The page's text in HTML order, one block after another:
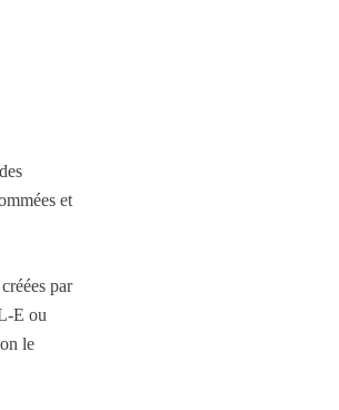
et
par
E ou
le